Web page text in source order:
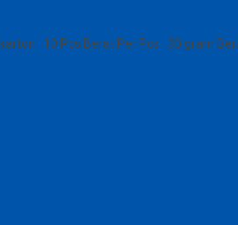
karton : 10 Pcs Berat Per Pcs : 30 gram